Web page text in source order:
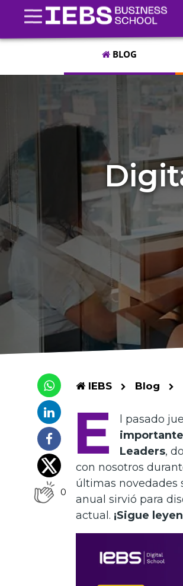
BLOG
0
IEBS Blog
E l pasado
Leaders,
con nosotros
últimas novedades
anual sirvió para
actual. ¡Sigue